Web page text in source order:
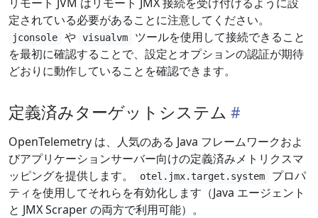
定されている必要があることに注意してください。
jconsole や visualvm
ツールを使用して接続できること
を最初に確認することで、設定とオプションの認証が期待
どおりに動作していることを確認できます。
定義済みターゲットシステム
OpenTelemetry は、人気のある Java フレームワークおよ
びアプリケーションサーバー向けの定義済みメトリクスマ
ッピングを提供します。
otel.jmx.target.system
プロパ
ティを使用してそれらを有効化します（Java エージェント
と JMX Scraper の両方で利用可能）。